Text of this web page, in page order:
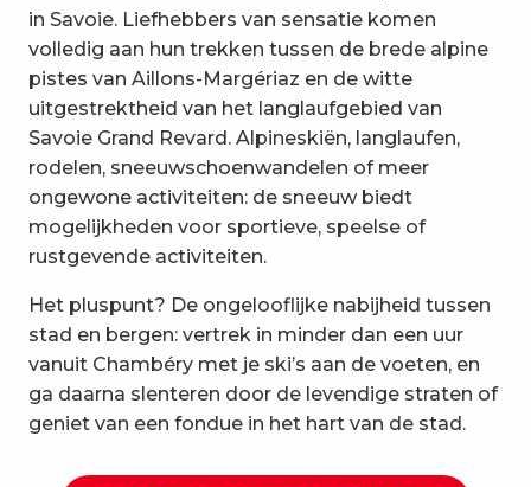
5 Mountainbiken in de Bauges
6
Andere activiteiten in de vrije
natuur
7
Bezienswaardigheden, cultuur
en erfgoed
8 Wijngaarden
9 Indooractiviteiten
10 Ontspanning en welzijn
in Savoie. Liefhebbers van sensatie komen
volledig aan hun trekken tussen de brede alpine
pistes van Aillons-Margériaz en de witte
uitgestrektheid van het langlaufgebied van
Savoie Grand Revard. Alpineskiën, langlaufen,
rodelen, sneeuwschoenwandelen of meer
ongewone activiteiten: de sneeuw biedt
mogelijkheden voor sportieve, speelse of
rustgevende activiteiten.
Het pluspunt? De ongelooflijke nabijheid tussen
stad en bergen: vertrek in minder dan een uur
vanuit Chambéry met je ski’s aan de voeten, en
ga daarna slenteren door de levendige straten of
geniet van een fondue in het hart van de stad.